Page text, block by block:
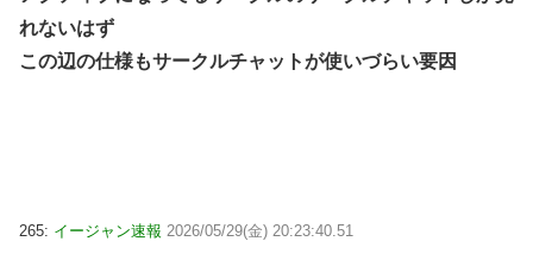
れないはず
この辺の仕様もサークルチャットが使いづらい要因
265: イージャン速報 2026/05/29(金) 20:23:40.51